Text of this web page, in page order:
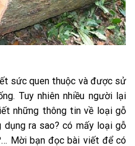
sức quen thuộc và được sử
Tuy nhiên nhiều người lại
những thông tin về loại gỗ
dụng ra sao? có mấy loại gỗ
Mời bạn đọc bài viết để có